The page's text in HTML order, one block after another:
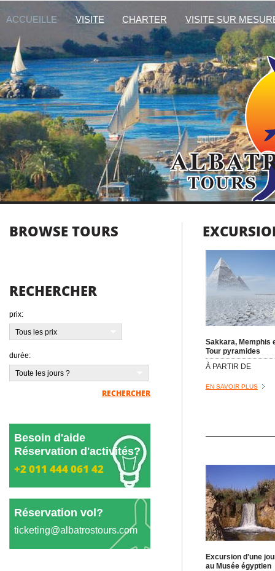
ACCUEILLE VISITE CHARTER VISITE SUR
BROWSE TOURS
RECHERCHER
prix:
Tous les prix
durée:
Toute les jours ?
RECHERCHER
Besoin d'aide
Réservation d'activités?
+2 011 444 061 42
Réservation vol?
ticketing@albatrostours.com
Sakkara, Memphis
Tour pyramides
À PARTIR DE
EN SAVOIR PLUS
Excursion d'une
au Musée égyptien